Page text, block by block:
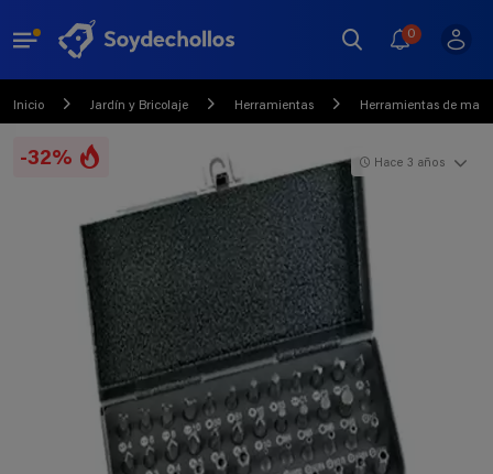
0
Inicio Jardín y Bricolaje Herramientas Herramientas de
-32% Hace 3 años